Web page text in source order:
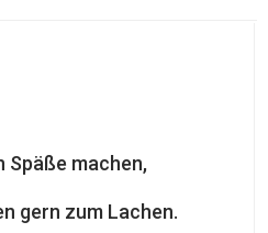
Späße machen,
gern zum Lachen.